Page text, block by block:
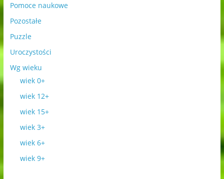
Pomoce naukowe
Pozostałe
Puzzle
Uroczystości
Wg wieku
wiek 0+
wiek 12+
wiek 15+
wiek 3+
wiek 6+
wiek 9+